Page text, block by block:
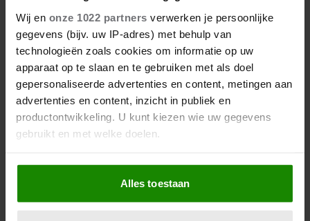
Wij en onze 1022 partners verwerken je persoonlijke
gegevens (bijv. uw IP-adres) met behulp van
technologieën zoals cookies om informatie op uw
apparaat op te slaan en te gebruiken met als doel
gepersonaliseerde advertenties en content, metingen aan
advertenties en content, inzicht in publiek en
productontwikkeling. U kunt kiezen wie uw gegevens
gebruikt en met welke doelen.
Als u het toestaat, willen we ook graag:
Informatie verzamelen over uw geografische
locatie, die tot een paar meter nauwkeurig kan zijn
Alles toestaan
DIT IS DE FAVORIETE
ZOMERVAKANTIEPLEK VAN DE
BELGISCHE KONINKLIJKE
FAMILIE